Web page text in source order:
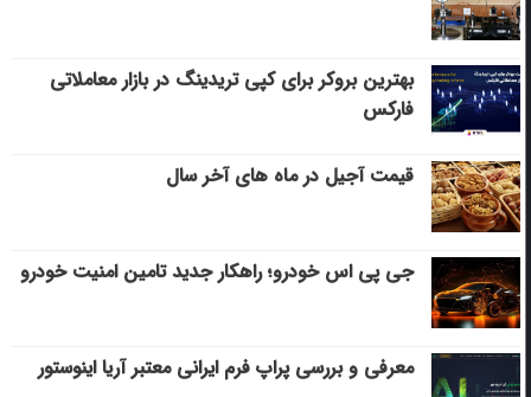
بهترین بروکر برای کپی‌ تریدینگ در بازار معاملاتی
فارکس
قیمت آجیل در ماه های آخر سال
جی پی اس خودرو؛ راهکار جدید تامین امنیت خودرو
معرفی و بررسی پراپ فرم ایرانی معتبر آریا اینوستور